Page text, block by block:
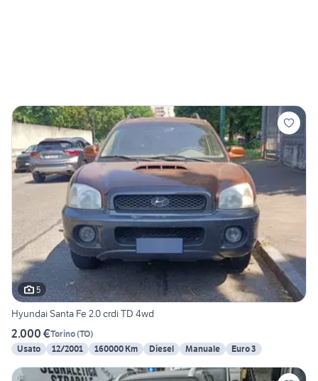
5
Hyundai Santa Fe 2.0 crdi TD 4wd
2.000 €Torino(TO)
Usato
12/2001 160000 Km Diesel Manuale Euro 3